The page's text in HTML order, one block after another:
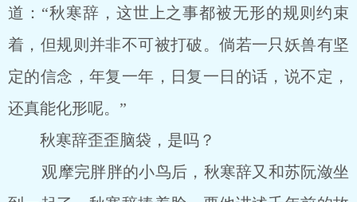
道：“秋寒辞，这世上之事都被无形的规则约束
着，但规则并非不可被打破。倘若一只妖兽有坚
定的信念，年复一年，日复一日的话，说不定，
还真能化形呢。”
秋寒辞歪歪脑袋，是吗？
观摩完胖胖的小鸟后，秋寒辞又和苏阮潋坐